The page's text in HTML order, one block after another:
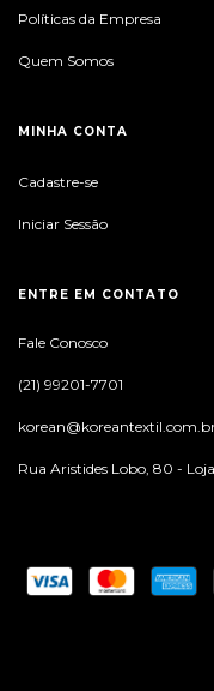
Políticas da Empresa
Quem Somos
MINHA CONTA
Cadastre-se
Iniciar Sessão
ENTRE EM CONTATO
Fale Conosco
(21) 99201-7701
Rua Aristides Lobo, 80 -